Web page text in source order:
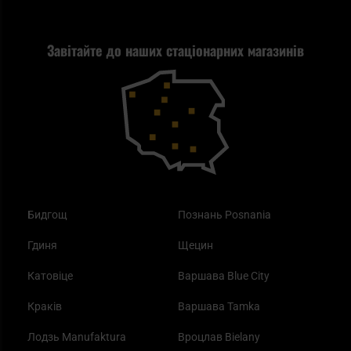
Завітайте до наших стаціонарних магазинів
Бидгощ
Гдиня
Катовіце
Краків
Лодзь Manufaktura
Познань Posnania
Щецин
Варшава Blue City
Варшава Tamka
Вроцлав Bielany
Повернення товару
Blackout - що це таке?
Як працює маска від смогу?
Найкращі спальні мішки на осінь
Самозахист